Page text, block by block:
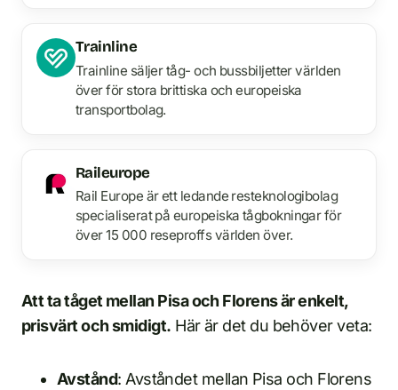
Trainline
Trainline säljer tåg- och bussbiljetter världen
över för stora brittiska och europeiska
transportbolag.
Raileurope
Rail Europe är ett ledande resteknologibolag
specialiserat på europeiska tågbokningar för
över 15 000 reseproffs världen över.
Att ta tåget mellan Pisa och Florens är enkelt,
prisvärt och smidigt. Här är det du behöver veta:
Avstånd: Avståndet mellan Pisa och Florens